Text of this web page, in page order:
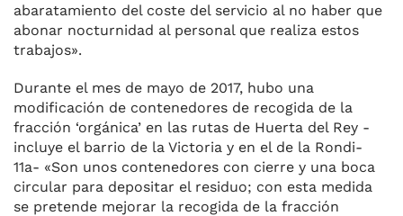
abaratamien­to del coste del servicio al no ha­ber que
abonar nocturnidad al per­sonal que realiza estos
trabajos».
Durante el mes de mayo de 2017, hubo una
modificación de contenedores de recogida de la
fracción ‘orgánica’ en las rutas de Huerta del Rey -
incluye el barrio de la Victoria y en el de la Rondi-
11a- «Son unos contenedores con cierre y una boca
circular para de­positar el residuo; con esta medi­da
se pretende mejorar la recogi­da de la fracción